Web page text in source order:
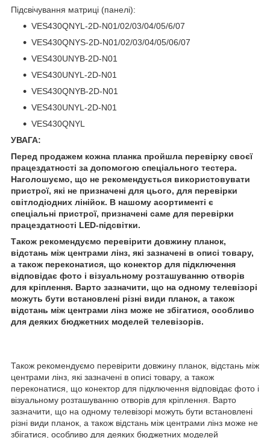
Підсвічування матриці (панелі):
VES430QNYL-2D-N01/02/03/04/05/6/07
VES430QNYS-2D-N01/02/03/04/05/06/07
VES430UNYB-2D-N01
VES430UNYL-2D-N01
VES430QNYB-2D-N01
VES430UNYL-2D-N01
VES430QNYL
УВАГА:
Перед продажем кожна планка пройшла перевірку своєї
працездатності за допомогою спеціального тестера.
Наголошуємо, що не рекомендується використовувати
пристрої, які не призначені для цього, для перевірки
світлодіодних лінійок. В нашому асортименті є
спеціальні пристрої, призначені саме для перевірки
працездатності LED-підсвітки.
Також рекомендуємо перевірити довжину планок,
відстань між центрами лінз, які зазначені в описі товару,
а також переконатися, що конектор для підключення
відповідає фото і візуальному розташуванню отворів
для кріплення. Варто зазначити, що на одному телевізорі
можуть бути встановлені різні види планок, а також
відстань між центрами лінз може не збігатися, особливо
для деяких бюджетних моделей телевізорів.
Також рекомендуємо перевірити довжину планок, відстань між
центрами лінз, які зазначені в описі товару, а також
переконатися, що конектор для підключення відповідає фото і
візуальному розташуванню отворів для кріплення. Варто
зазначити, що на одному телевізорі можуть бути встановлені
різні види планок, а також відстань між центрами лінз може не
збігатися, особливо для деяких бюджетних моделей